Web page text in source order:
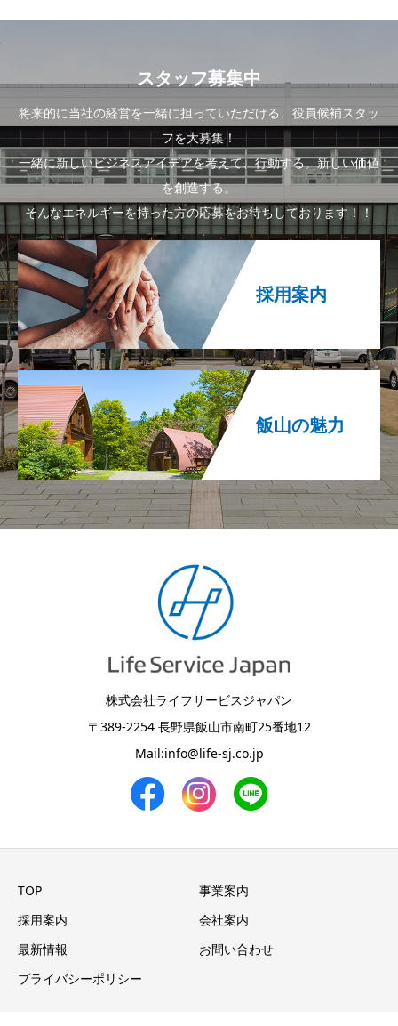
スタッフ募集中
将来的に当社の経営を一緒に担っていただける、役員候補スタッ
フを大募集！
一緒に新しいビジネスアイデアを考えて、行動する。新しい価値
を創造する。
そんなエネルギーを持った方の応募をお待ちしております！！
採用案内
飯山の魅力
株式会社ライフサービスジャパン
〒389-2254 長野県飯山市南町25番地12
Mail:info@life-sj.co.jp
TOP
事業案内
採用案内
会社案内
最新情報
お問い合わせ
プライバシーポリシー